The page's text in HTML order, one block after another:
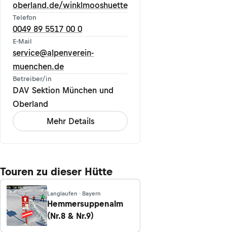
oberland.de/winklmooshuette
Telefon
0049 89 5517 00 0
E-Mail
service@alpenverein-
muenchen.de
Betreiber/in
DAV Sektion München und
Oberland
Mehr Details
Touren zu dieser Hütte
Langlaufen · Bayern
Hemmersuppenalm
(Nr.8 & Nr.9)